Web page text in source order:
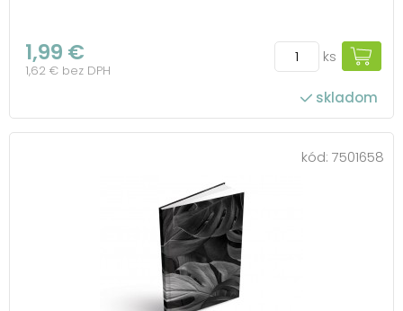
1,99 €
1,62 € bez DPH
ks
skladom
kód: 7501658